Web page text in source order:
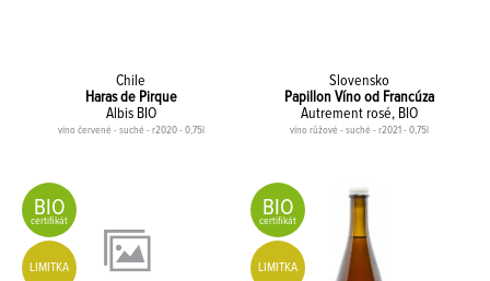
Chile
Haras de Pirque
Albis BIO
víno červené - suché - r2020 - 0,75l
BIO
certifikát
LIMITKA
Slovensko
Papillon Víno od Francúza
Autrement rosé, BIO
víno růžové - suché - r2021 - 0,75l
BIO
certifikát
LIMITKA